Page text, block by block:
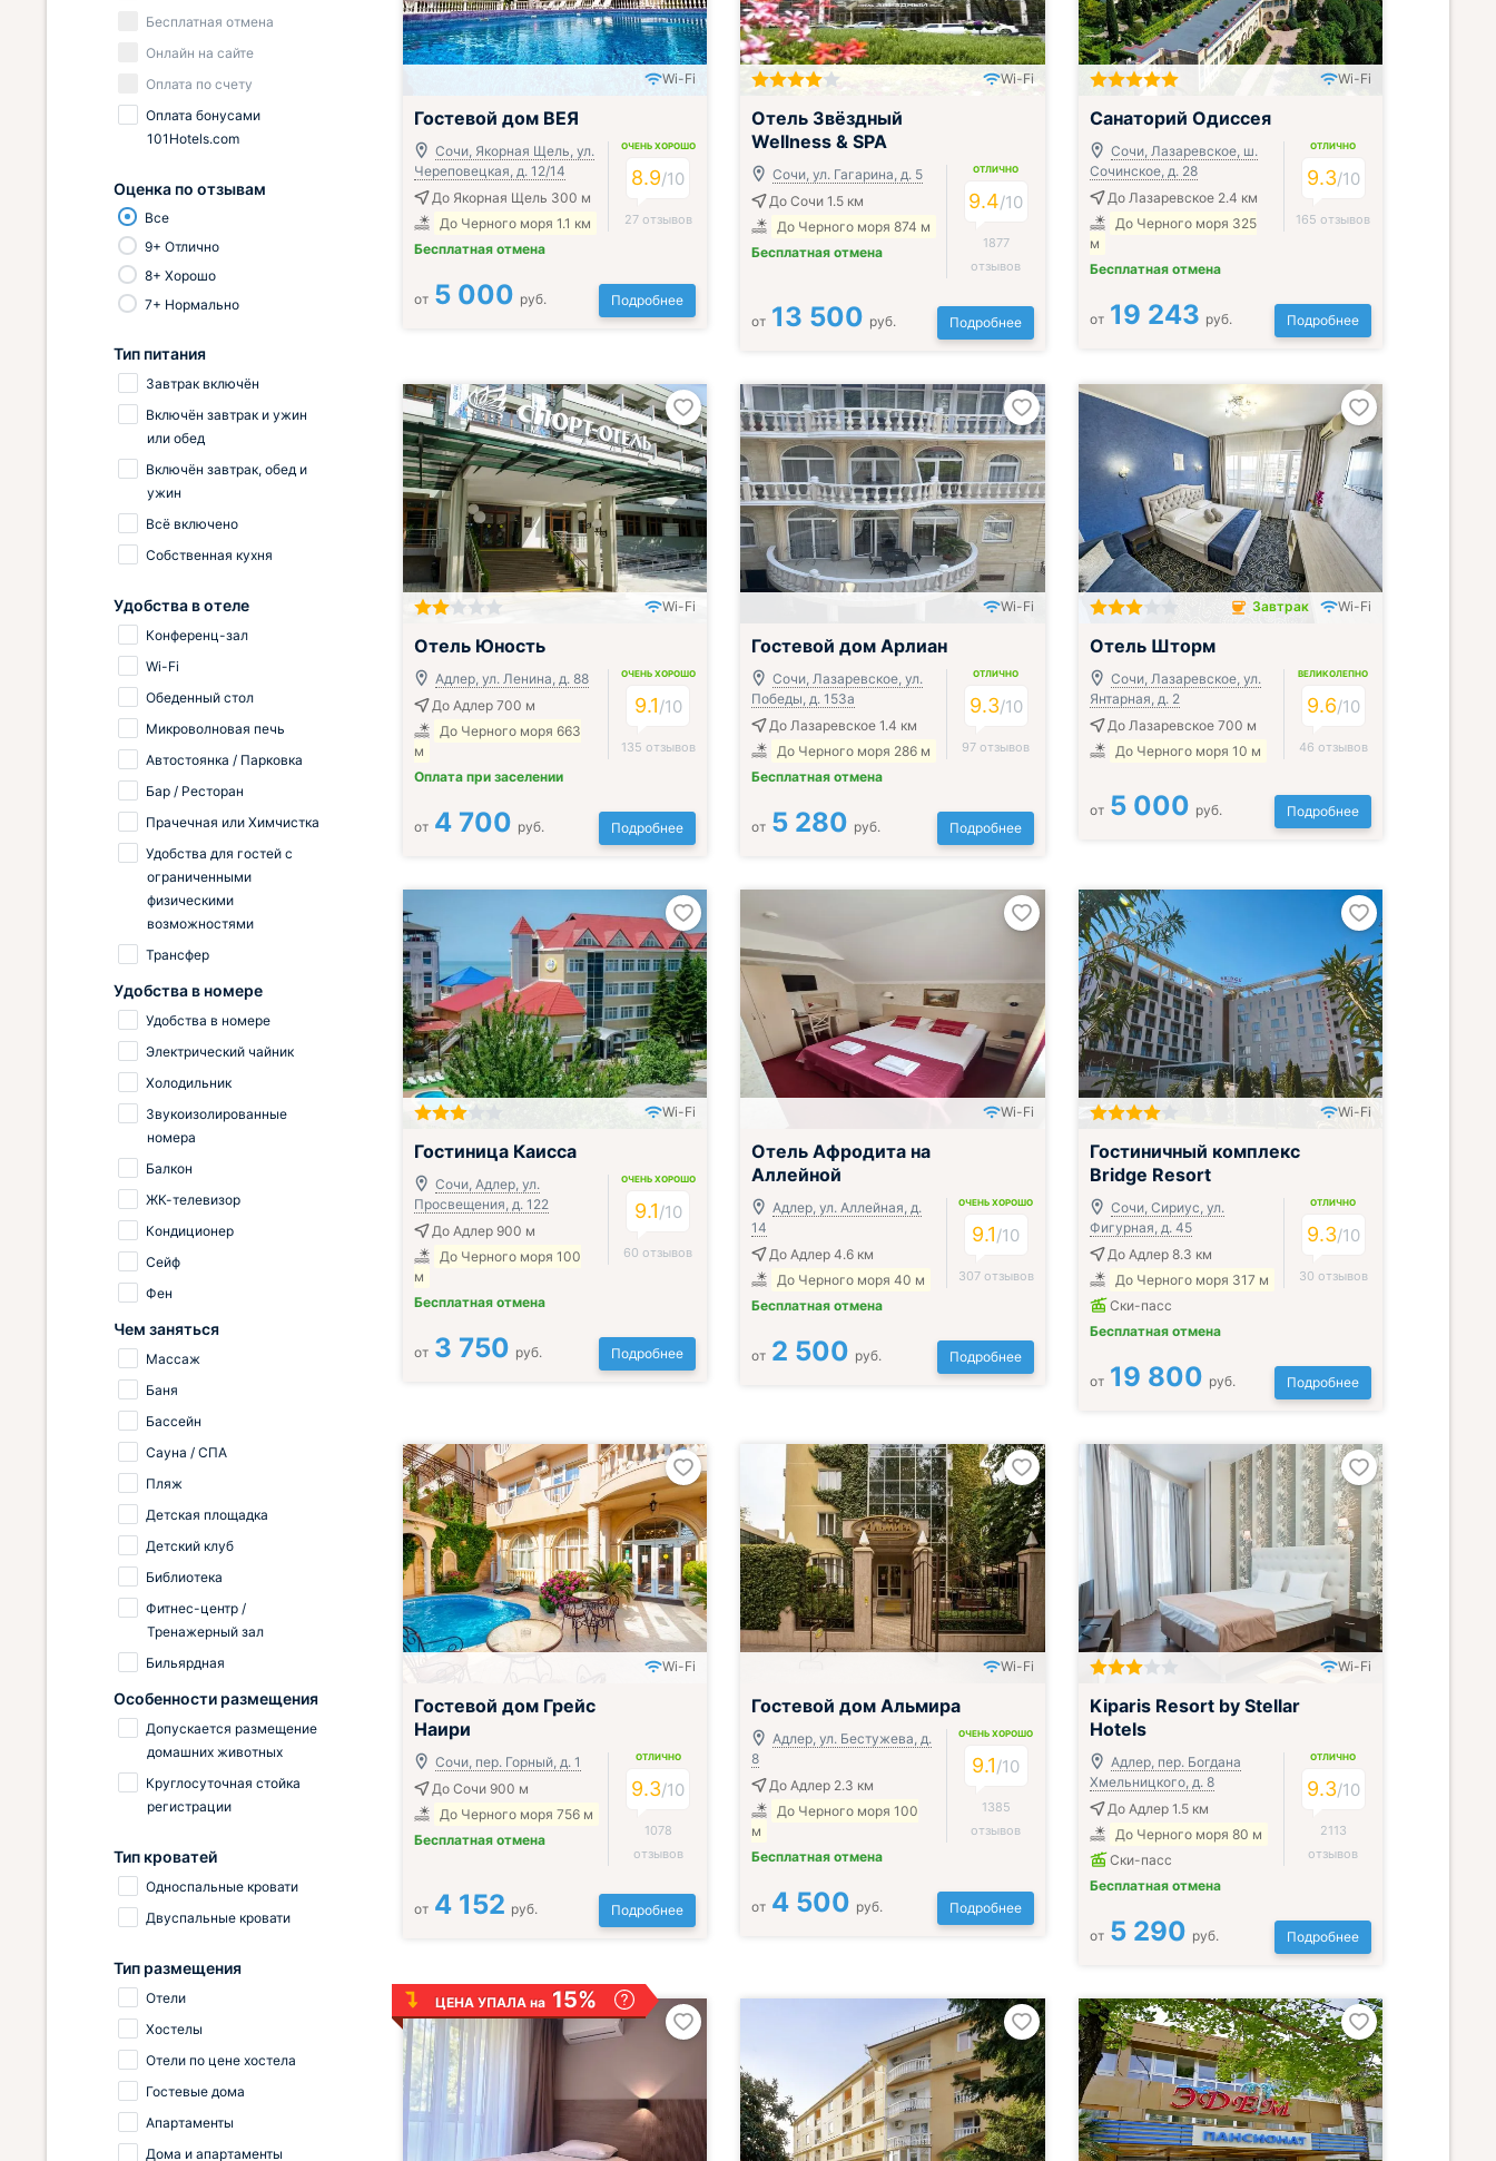
Включён завтрак, обед и ужин
Wi-Fi
Гостевой дом ВЕЯ
Сочи, Якорная Щель, ул.
Череповецкая, д. 12/14
До Якорная Щель 300 м
До Черного моря 1.1 км
Бесплатная отмена
ОЧЕНЬ ХОРОШО
8.9/10
27 отзывов
от 5 000 руб. Подробнее
Включён завтрак и ужин или обед
Wi-Fi
Отель Звёздный
Wellness & SPA
Сочи, ул. Гагарина, д. 5
До Сочи 1.5 км
До Черного моря 874 м
Бесплатная отмена
ОТЛИЧНО
9.4/10
1877
отзывов
от 13 500 руб. Подробнее
Включён завтрак, обед и ужин
Wi-Fi
Санаторий Одиссея
Сочи, Лазаревское, ш.
Сочинское, д. 28
До Лазаревское 2.4 км
До Черного моря 325
м
Бесплатная отмена
ОТЛИЧНО
9.3/10
165 отзывов
от 19 243 руб. Подробнее
Wi-Fi
Отель Юность
Адлер, ул. Ленина, д. 88
До Адлер 700 м
До Черного моря 663
м
Оплата при заселении
ОЧЕНЬ ХОРОШО
9.1/10
135 отзывов
от 4 700 руб. Подробнее
Wi-Fi
Гостевой дом Арлиан
Сочи, Лазаревское, ул.
Победы, д. 153а
До Лазаревское 1.4 км
До Черного моря 286 м
Бесплатная отмена
ОТЛИЧНО
9.3/10
97 отзывов
от 5 280 руб. Подробнее
Завтрак включён
Завтрак Wi-Fi
Отель Шторм
Сочи, Лазаревское, ул.
Янтарная, д. 2
До Лазаревское 700 м
До Черного моря 10 м
ВЕЛИКОЛЕПНО
9.6/10
46 отзывов
от 5 000 руб. Подробнее
Включён завтрак, обед и ужин
Wi-Fi
Гостиница Каисса
Сочи, Адлер, ул.
Просвещения, д. 122
До Адлер 900 м
До Черного моря 100
м
Бесплатная отмена
ОЧЕНЬ ХОРОШО
9.1/10
60 отзывов
от 3 750 руб. Подробнее
Всё включено
Wi-Fi
Отель Афродита на
Аллейной
Адлер, ул. Аллейная, д.
14
До Адлер 4.6 км
До Черного моря 40 м
Бесплатная отмена
ОЧЕНЬ ХОРОШО
9.1/10
307 отзывов
от 2 500 руб. Подробнее
Всё включено
Wi-Fi
Гостиничный комплекс
Bridge Resort
Сочи, Сириус, ул.
Фигурная, д. 45
До Адлер 8.3 км
До Черного моря 317 м
Ски-пасс
Бесплатная отмена
ОТЛИЧНО
9.3/10
30 отзывов
от 19 800 руб. Подробнее
Всё включено
Wi-Fi
Гостевой дом Грейс
Наири
Сочи, пер. Горный, д. 1
До Сочи 900 м
До Черного моря 756 м
Бесплатная отмена
ОТЛИЧНО
9.3/10
1078
отзывов
от 4 152 руб. Подробнее
Включён завтрак, обед и ужин
Wi-Fi
Гостевой дом Альмира
Адлер, ул. Бестужева, д.
8
До Адлер 2.3 км
До Черного моря 100
м
Бесплатная отмена
ОЧЕНЬ ХОРОШО
9.1/10
1385
отзывов
от 4 500 руб. Подробнее
Включён завтрак, обед и ужин
Wi-Fi
Kiparis Resort by Stellar
Hotels
Адлер, пер. Богдана
Хмельницкого, д. 8
До Адлер 1.5 км
До Черного моря 80 м
Ски-пасс
Бесплатная отмена
ОТЛИЧНО
9.3/10
2113
отзывов
от 5 290 руб. Подробнее
ЦЕНА УПАЛА на 15%
Бесплатная отмена
Онлайн на сайте
Оплата по счету
Оплата бонусами
101Hotels.com
Оценка по отзывам
Все
9+ Отлично
8+ Хорошо
7+ Нормально
Тип питания
Завтрак включён
Включён завтрак и ужин
или обед
Включён завтрак, обед и
ужин
Всё включено
Собственная кухня
Удобства в отеле
Конференц-зал
Wi-Fi
Обеденный стол
Микроволновая печь
Автостоянка / Парковка
Бар / Ресторан
Прачечная или Химчистка
Удобства для гостей с
ограниченными
физическими
возможностями
Трансфер
Удобства в номере
Удобства в номере
Электрический чайник
Холодильник
Звукоизолированные
номера
Балкон
ЖК-телевизор
Кондиционер
Сейф
Фен
Чем заняться
Массаж
Баня
Бассейн
Сауна / СПА
Пляж
Детская площадка
Детский клуб
Библиотека
Фитнес-центр /
Тренажерный зал
Бильярдная
Особенности размещения
Допускается размещение
домашних животных
Круглосуточная стойка
регистрации
Тип кроватей
Односпальные кровати
Двуспальные кровати
Тип размещения
Отели
Хостелы
Отели по цене хостела
Гостевые дома
Апартаменты
Дома и апартаменты